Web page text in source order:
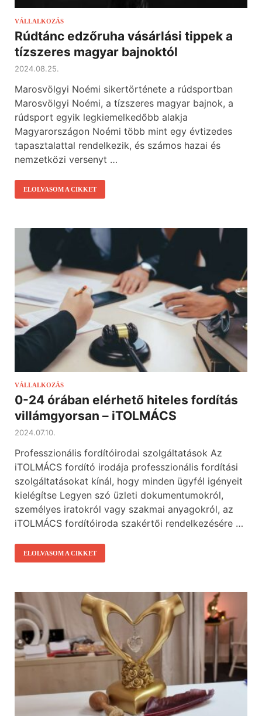
VÁLLALKOZÁS
Rúdtánc edzőruha vásárlási tippek a
tízszeres magyar bajnoktól
2024.08.25.
Marosvölgyi Noémi sikertörténete a rúdsportban
Marosvölgyi Noémi, a tízszeres magyar bajnok, a
rúdsport egyik legkiemelkedőbb alakja
Magyarországon Noémi több mint egy évtizedes
tapasztalattal rendelkezik, és számos hazai és
nemzetközi versenyt …
ELOLVASOM A CIKKET
VÁLLALKOZÁS
0-24 órában elérhető hiteles fordítás
villámgyorsan – iTOLMÁCS
2024.07.10.
Professzionális fordítóirodai szolgáltatások Az
iTOLMÁCS fordító irodája professzionális fordítási
szolgáltatásokat kínál, hogy minden ügyfél igényeit
kielégítse Legyen szó üzleti dokumentumokról,
személyes iratokról vagy szakmai anyagokról, az
iTOLMÁCS fordítóiroda szakértői rendelkezésére …
ELOLVASOM A CIKKET